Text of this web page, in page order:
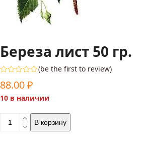
Береза лист 50 гр.
0
5
(be the first to review)
88.00₽
10 в наличии
Количество
товара
В корзину